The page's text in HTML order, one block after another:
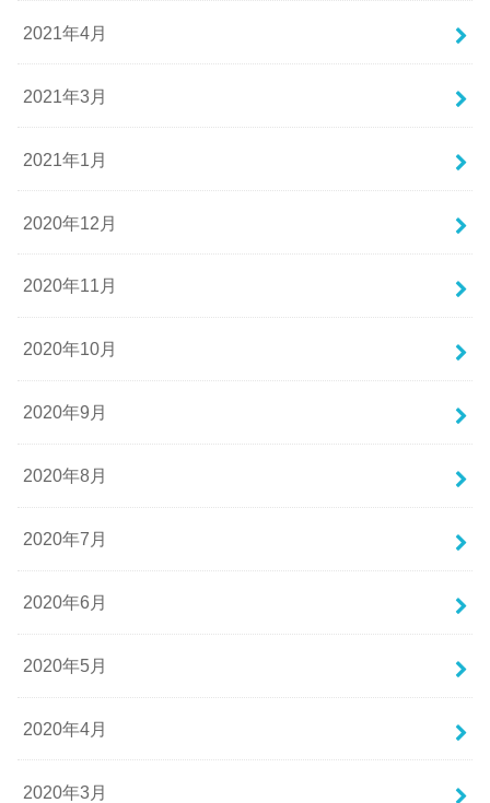
2021年4月
2021年3月
2021年1月
2020年12月
2020年11月
2020年10月
2020年9月
2020年8月
2020年7月
2020年6月
2020年5月
2020年4月
2020年3月